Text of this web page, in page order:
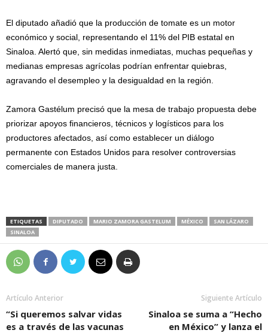
El diputado añadió que la producción de tomate es un motor
económico y social, representando el 11% del PIB estatal en
Sinaloa. Alertó que, sin medidas inmediatas, muchas pequeñas y
medianas empresas agrícolas podrían enfrentar quiebras,
agravando el desempleo y la desigualdad en la región.
Zamora Gastélum precisó que la mesa de trabajo propuesta debe
priorizar apoyos financieros, técnicos y logísticos para los
productores afectados, así como establecer un diálogo
permanente con Estados Unidos para resolver controversias
comerciales de manera justa.
ETIQUETAS DIPUTADO MARIO ZAMORA GASTELUM MÉXICO
SAN LÁZARO
SINALOA
Artículo Anterior
“Si queremos salvar vidas
es a través de las vacunas
Siguiente Artículo
Sinaloa se suma a “Hecho
en México” y lanza el